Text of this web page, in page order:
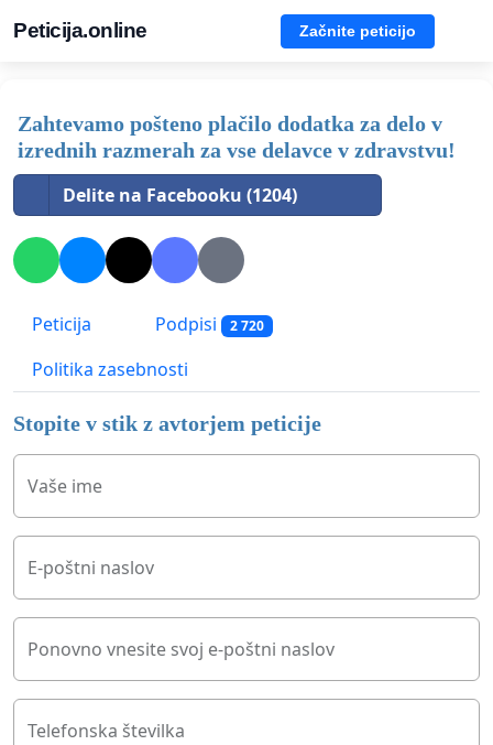
Peticija.online Začnite peticijo
Zahtevamo pošteno plačilo dodatka za delo v
izrednih razmerah za vse delavce v zdravstvu!
Delite na Facebooku (1204)
Peticija Podpisi 2 720
Politika zasebnosti
Stopite v stik z avtorjem peticije
Vaše ime
E-poštni naslov
Ponovno vnesite svoj e-poštni naslov
Telefonska številka